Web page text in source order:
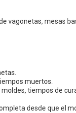
vagonetas, mesas
muertos.
tiempos de
desde que el